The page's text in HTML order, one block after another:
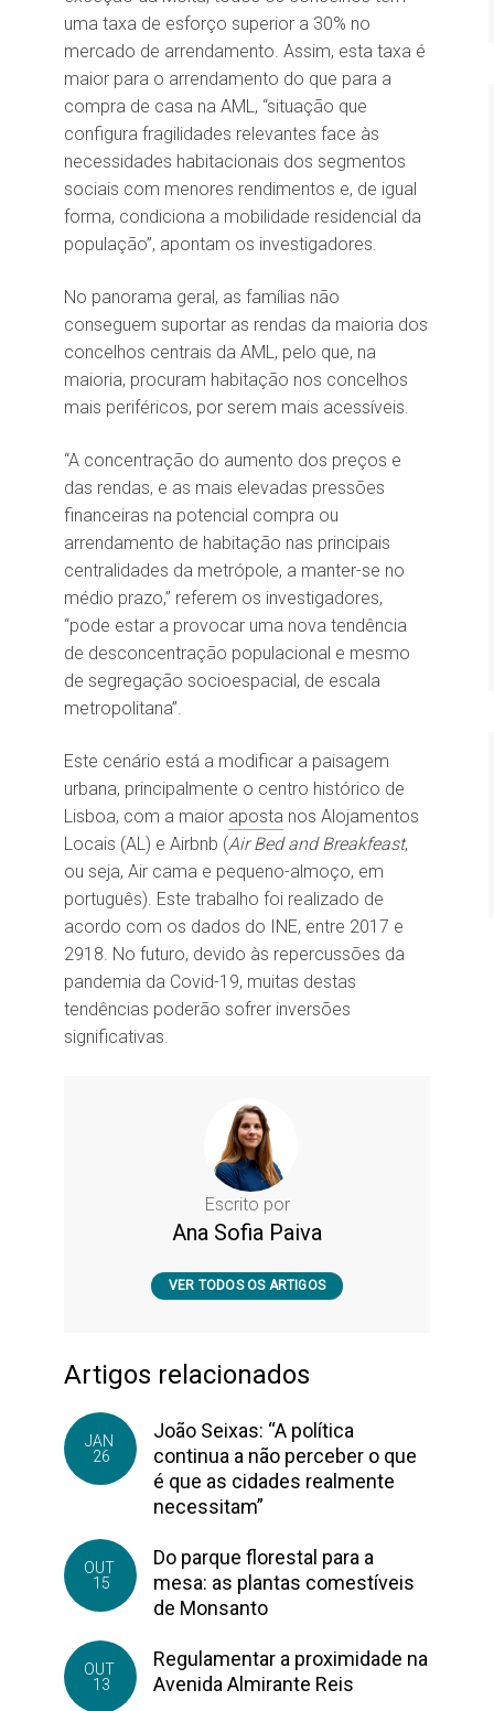
uma taxa de esforço superior a 30% no
mercado de arrendamento. Assim, esta taxa é
maior para o arrendamento do que para a
compra de casa na AML, “situação que
configura fragilidades relevantes face às
necessidades habitacionais dos segmentos
sociais com menores rendimentos e, de igual
forma, condiciona a mobilidade residencial da
população”, apontam os investigadores.
No panorama geral, as famílias não
conseguem suportar as rendas da maioria dos
concelhos centrais da AML, pelo que, na
maioria, procuram habitação nos concelhos
mais periféricos, por serem mais acessíveis.
“A concentração do aumento dos preços e
das rendas, e as mais elevadas pressões
financeiras na potencial compra ou
arrendamento de habitação nas principais
centralidades da metrópole, a manter-se no
médio prazo,” referem os investigadores,
“pode estar a provocar uma nova tendência
de desconcentração populacional e mesmo
de segregação socioespacial, de escala
metropolitana”.
Este cenário está a modificar a paisagem
urbana, principalmente o centro histórico de
Lisboa, com a maior aposta nos Alojamentos
Locais (AL) e Airbnb (Air Bed and Breakfeast,
ou seja, Air cama e pequeno-almoço, em
português). Este trabalho foi realizado de
acordo com os dados do INE, entre 2017 e
2918. No futuro, devido às repercussões da
pandemia da Covid-19, muitas destas
tendências poderão sofrer inversões
significativas.
Escrito por
Ana Sofia Paiva
VER TODOS OS ARTIGOS
Artigos relacionados
JAN
26
João Seixas: “A política
continua a não perceber o que
é que as cidades realmente
necessitam”
OUT
15
Do parque florestal para a
mesa: as plantas comestíveis
de Monsanto
OUT
13
Regulamentar a proximidade na
Avenida Almirante Reis